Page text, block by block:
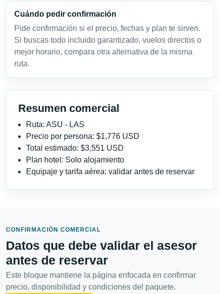
Cuándo pedir confirmación
Pide confirmación si el precio, fechas y plan te sirven.
Si buscas todo incluido garantizado, vuelos directos o
mejor horario, compara otra alternativa de la misma
ruta.
Resumen comercial
Ruta: ASU - LAS
Precio por persona: $1,776 USD
Total estimado: $3,551 USD
Plan hotel: Solo alojamiento
Equipaje y tarifa aérea: validar antes de reservar
CONFIRMACIÓN COMERCIAL
Datos que debe validar el asesor
antes de reservar
Este bloque mantiene la página enfocada en confirmar
precio, disponibilidad y condiciones del paquete.